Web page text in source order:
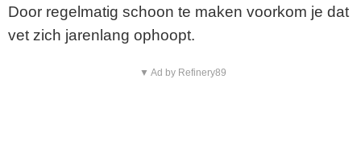
Door regelmatig schoon te maken voorkom je dat
vet zich jarenlang ophoopt.
▼ Ad by Refinery89